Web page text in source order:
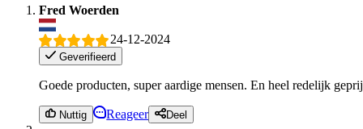
Fred Woerden
24-12-2024
Geverifieerd
Goede producten, super aardige mensen. En heel redelijk
Nuttig Reageer Deel